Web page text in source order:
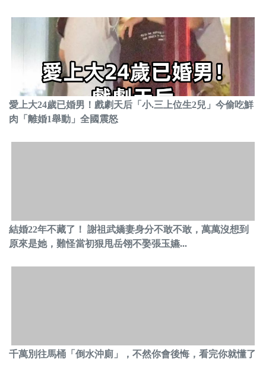
愛上大24歲已婚男！戲劇天后「小.三上位生2兒」今偷吃鮮
肉「離婚1舉動」全國震怒
結婚22年不藏了！ 謝祖武嬌妻身分不敢不敢，萬萬沒想到
原來是她，難怪當初狠甩岳翎不娶張玉嬿...
千萬別往馬桶「倒水沖廁」，不然你會後悔，看完你就懂了